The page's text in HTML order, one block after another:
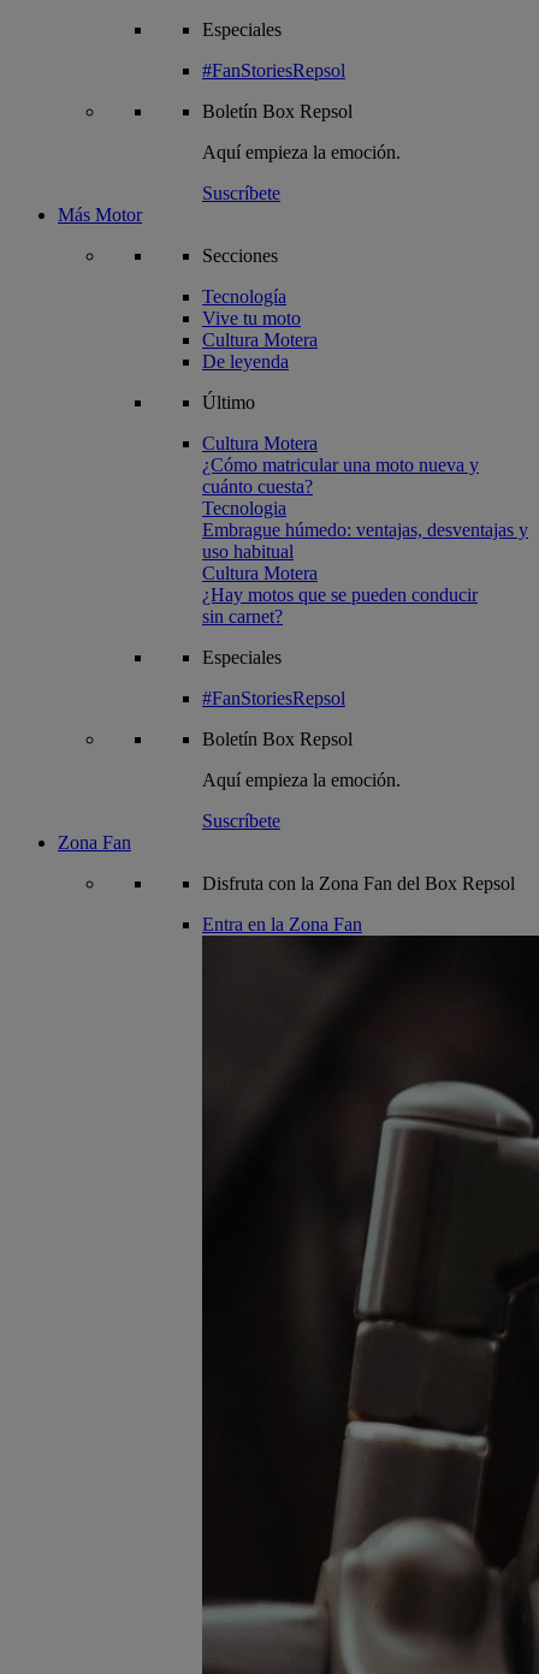
Especiales
#FanStoriesRepsol
Boletín Box Repsol
Aquí empieza la emoción.
Suscríbete
Más Motor
Secciones
Tecnología
Vive tu moto
Cultura Motera
De leyenda
Último
Cultura Motera
¿Cómo matricular una moto nueva y
cuánto cuesta?
Tecnologia
Embrague húmedo: ventajas, desventajas y
uso habitual
Cultura Motera
¿Hay motos que se pueden conducir
sin carnet?
Especiales
#FanStoriesRepsol
Boletín Box Repsol
Aquí empieza la emoción.
Suscríbete
Zona Fan
Disfruta con la Zona Fan del Box Repsol
Entra en la Zona Fan